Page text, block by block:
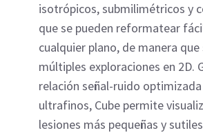
isotrópicos, submilimétricos y
que se pueden reformatear
cualquier plano, de manera
múltiples exploraciones en 2D.
relación señal-ruido
ultrafinos, Cube permite
lesiones más pequeñas y